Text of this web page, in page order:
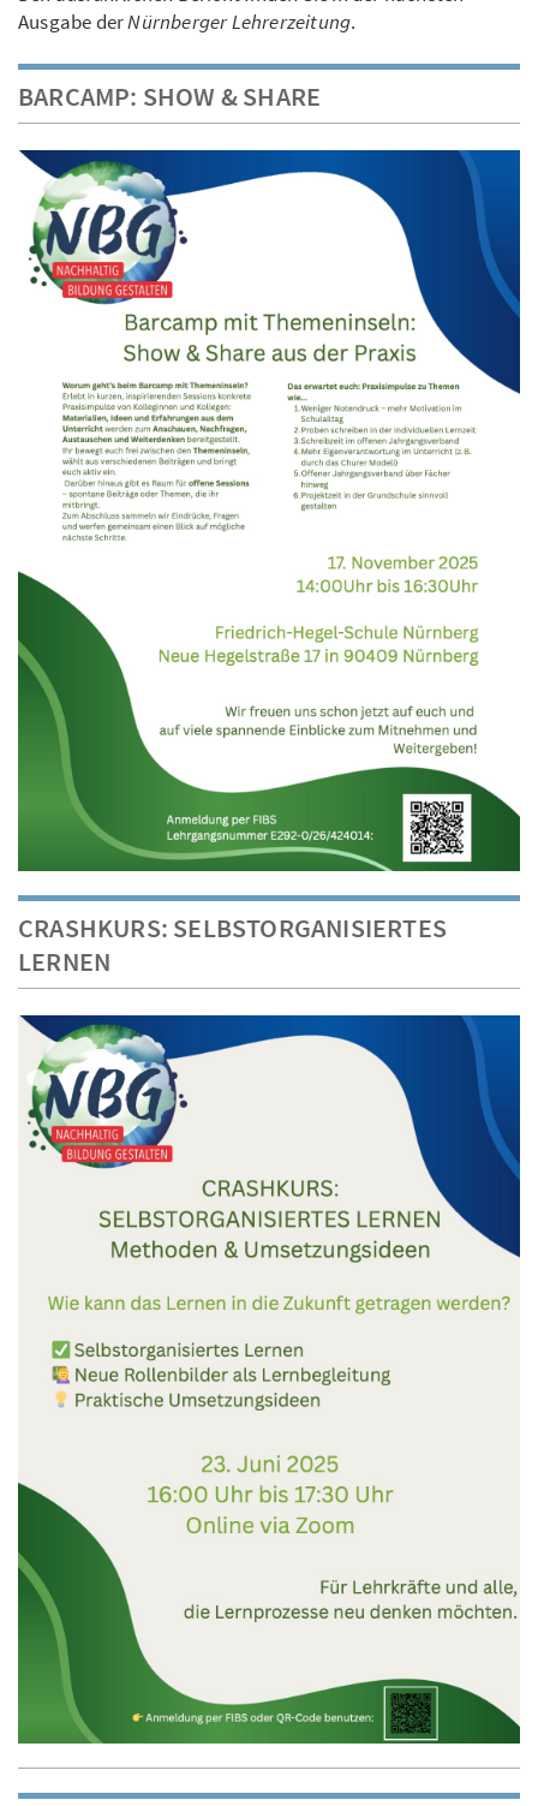
Ausgabe derNürnberger Lehrerzeitung.
BARCAMP: SHOW & SHARE
CRASHKURS: SELBSTORGANISIERTES
LERNEN